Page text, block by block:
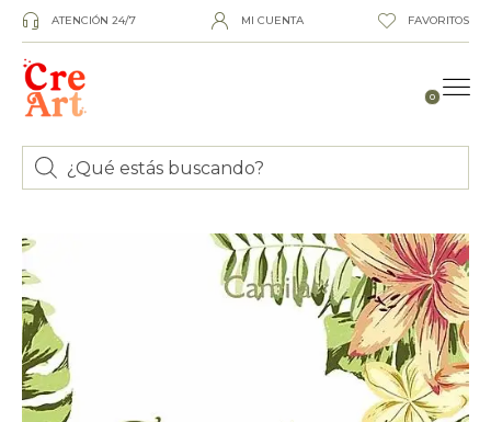
ATENCIÓN 24/7 MI CUENTA FAVORITOS
0